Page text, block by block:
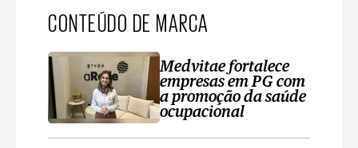
CONTEÚDO DE MARCA
Medvitae fortalece
empresas em PG com
a promoção da saúde
ocupacional